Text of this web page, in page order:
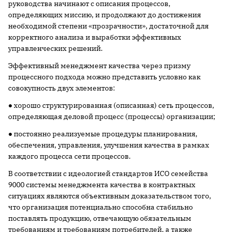
руководства начинают с описания процессов,
определяющих миссию, и продолжают до достижения
необходимой степени «прозрачности», достаточной для
корректного анализа и выработки эффективных
управленческих решений.
Эффективный менеджмент качества через призму
процессного подхода можно представить условно как
совокупность двух элементов:
● хорошо структурированная (описанная) сеть процессов,
определяющая деловой процесс (процессы) организации;
● постоянно реализуемые процедуры планирования,
обеспечения, управления, улучшения качества в рамках
каждого процесса сети процессов.
В соответствии с идеологией стандартов ИСО семейства
9000 системы менеджмента качества в контрактных
ситуациях являются объективным доказательством того,
что организация потенциально способна стабильно
поставлять продукцию, отвечающую обязательным
требованиям и требованиям потребителей, а также